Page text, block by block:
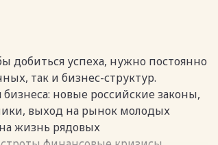
успеха, нужно постоянно
так и бизнес-структур.
новые российские законы,
выход на рынок молодых
жизнь рядовых